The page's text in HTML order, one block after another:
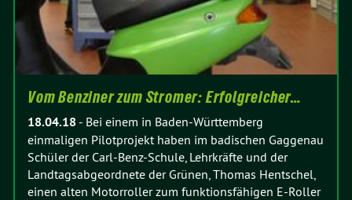
Vom Benziner zum Stromer: Erfolgreicher…
18.04.18 - Bei einem in Baden-Württemberg
einmaligen Pilotprojekt haben im badischen Gaggenau
Schüler der Carl-Benz-Schule, Lehrkräfte und der
Landtagsabgeordnete der Grünen, Thomas Hentschel,
einen alten Motorroller zum funktionsfähigen E-Roller